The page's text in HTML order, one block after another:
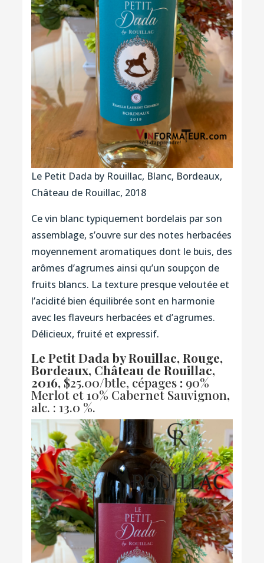
Le Petit Dada by Rouillac, Blanc, Bordeaux,
Château de Rouillac, 2018
Ce vin blanc typiquement bordelais par son
assemblage, s’ouvre sur des notes herbacées
moyennement aromatiques dont le buis, des
arômes d’agrumes ainsi qu’un soupçon de
fruits blancs. La texture presque veloutée et
l’acidité bien équilibrée sont en harmonie
avec les flaveurs herbacées et d’agrumes.
Délicieux, fruité et expressif.
Le Petit Dada by Rouillac, Rouge,
Bordeaux, Château de Rouillac,
2016, $25.00/btle, cépages:90%
Merlot et 10% Cabernet Sauvignon,
alc. : 13.0 %.